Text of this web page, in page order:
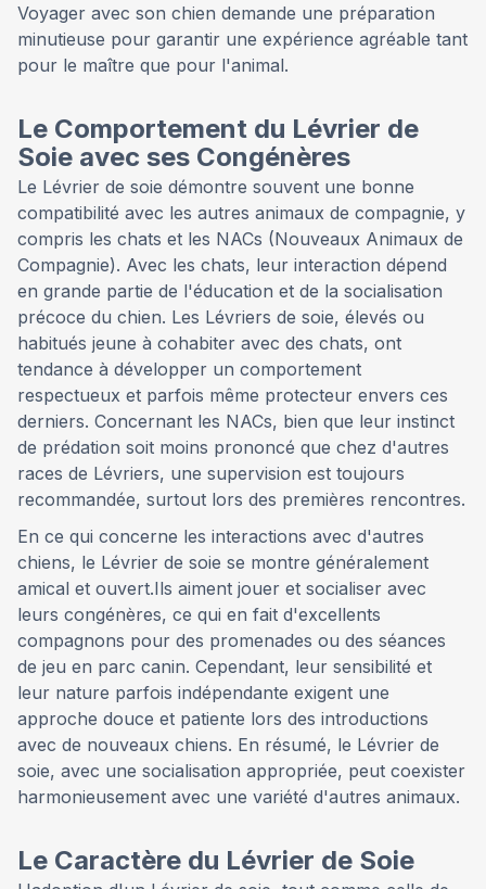
Voyager avec son chien demande une préparation
minutieuse pour garantir une expérience agréable tant
pour le maître que pour l'animal.
Le Comportement du Lévrier de
Soie avec ses Congénères
Le Lévrier de soie démontre souvent une bonne
compatibilité avec les autres animaux de compagnie, y
compris les chats et les NACs (Nouveaux Animaux de
Compagnie). Avec les chats, leur interaction dépend
en grande partie de l'éducation et de la socialisation
précoce du chien. Les Lévriers de soie, élevés ou
habitués jeune à cohabiter avec des chats, ont
tendance à développer un comportement
respectueux et parfois même protecteur envers ces
derniers. Concernant les NACs, bien que leur instinct
de prédation soit moins prononcé que chez d'autres
races de Lévriers, une supervision est toujours
recommandée, surtout lors des premières rencontres.
En ce qui concerne les interactions avec d'autres
chiens, le Lévrier de soie se montre généralement
amical et ouvert.Ils aiment jouer et socialiser avec
leurs congénères, ce qui en fait d'excellents
compagnons pour des promenades ou des séances
de jeu en parc canin. Cependant, leur sensibilité et
leur nature parfois indépendante exigent une
approche douce et patiente lors des introductions
avec de nouveaux chiens. En résumé, le Lévrier de
soie, avec une socialisation appropriée, peut coexister
harmonieusement avec une variété d'autres animaux.
Le Caractère du Lévrier de Soie